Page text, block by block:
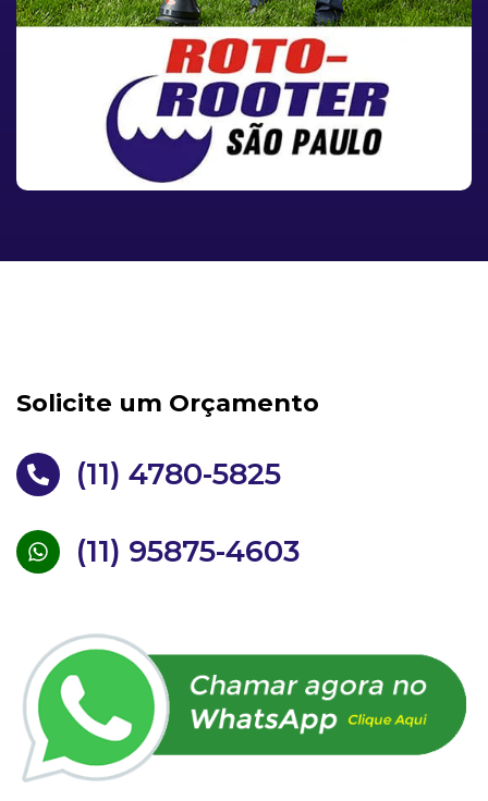
Solicite um Orçamento
(11) 4780-5825
(11) 95875-4603